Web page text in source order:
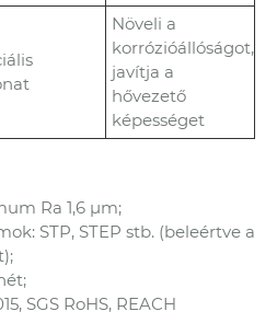
Növeli a
korrózióállóságot,
javítja a
hővezető
képességet
Ra 1,6 μm;
STP, STEP stb. (beleértve a
SGS RoHS, REACH